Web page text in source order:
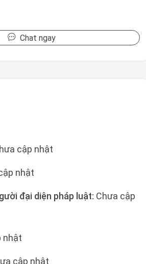
Chat ngay
cập nhật
nhật
đại diện pháp luật: Chưa cập
nhật
cập nhật